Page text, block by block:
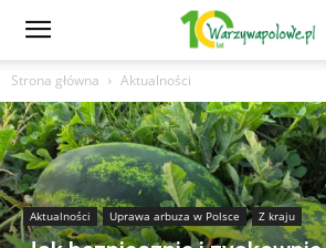
Strona główna Aktualności
Aktualności Uprawa arbuza w Polsce Z kraju